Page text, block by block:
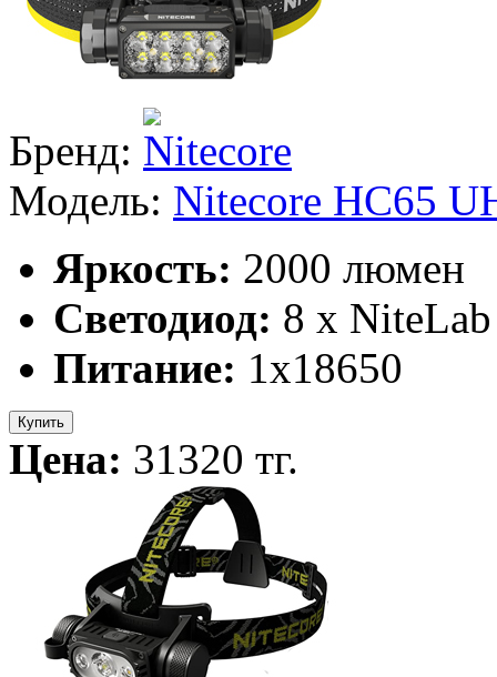
Бренд:
Модель: Nitecore HC65
Яркость: 2000 люмен
Светодиод: 8 x
Питание: 1x18650
Купить
Цена: 31320 тг.